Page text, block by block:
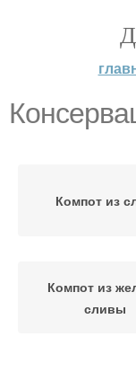
Компот из
Компот из
сливы